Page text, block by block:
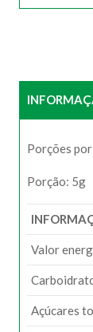
Porções
Porção: 5g
Valor
Açúcares